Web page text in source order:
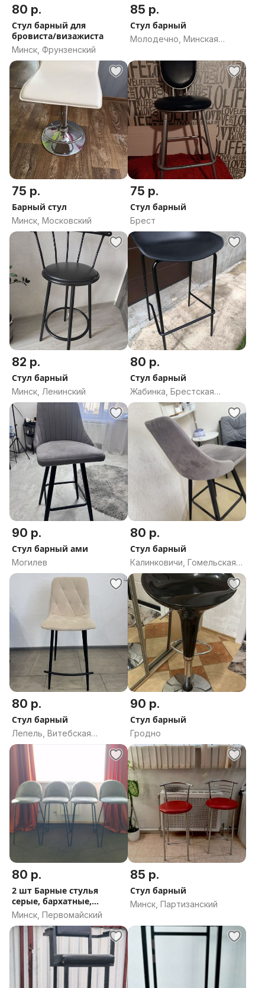
80 р.
Стул барный для
бровиста/визажиста
Минск, Фрунзенский
85 р.
Стул барный
Молодечно, Минская
75 р.
Барный стул
Минск, Московский
75 р.
Стул барный
Брест
82 р.
Стул барный
Минск, Ленинский
80 р.
Стул барный
Жабинка, Брестская
область
90 р.
Стул барный ами
Могилев
80 р.
Стул барный
Калинковичи, Гомельская
область
80 р.
Стул барный
Лепель, Витебская
область
90 р.
Стул барный
Гродно
80 р.
2 шт Барные стулья
серые, бархатные,
высокие
Минск, Первомайский
85 р.
Стул барный
Минск, Партизанский